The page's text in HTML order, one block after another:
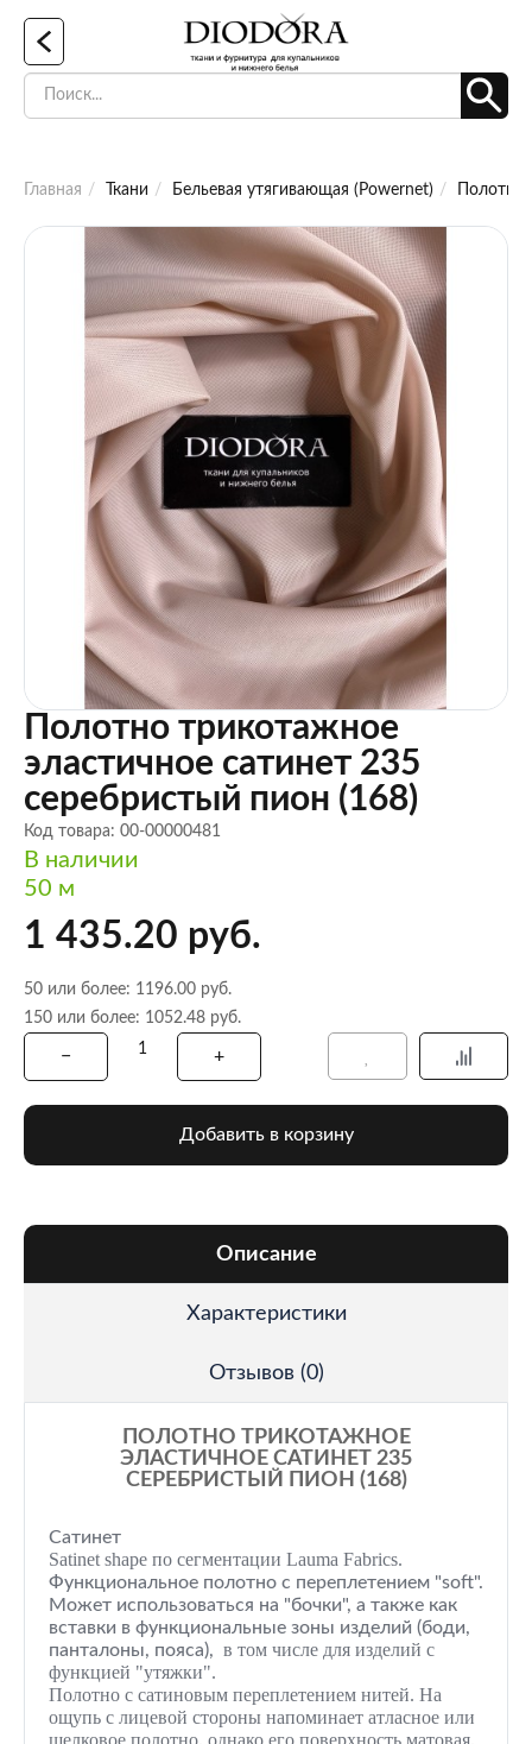
Главная Ткани Бельевая утягивающая (Powernet)
Полотно трикотажное
эластичное сатинет 235
серебристый пион (168)
Код товара: 00-00000481
В наличии
50 м
1 435.20 руб.
50 или более: 1196.00 руб.
150 или более: 1052.48 руб.
Добавить в корзину
Описание
Характеристики
Отзывов (0)
ПОЛОТНО ТРИКОТАЖНОЕ
ЭЛАСТИЧНОЕ САТИНЕТ 235
СЕРЕБРИСТЫЙ ПИОН (168)
Сатинет
Satinet shape по сегментации Lauma Fabrics.
Функциональное полотно с переплетением "soft".
Может использоваться на "бочки", а также как
вставки в функциональные зоны изделий (боди,
панталоны, пояса), в том числе для изделий с
функцией "утяжки".
Полотно с сатиновым переплетением нитей. На
ощупь с лицевой стороны напоминает атласное или
шелковое полотно, однако его поверхность матовая,